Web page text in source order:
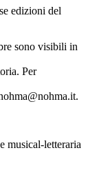
edizioni del
sono visibili in
Per
musical-letteraria